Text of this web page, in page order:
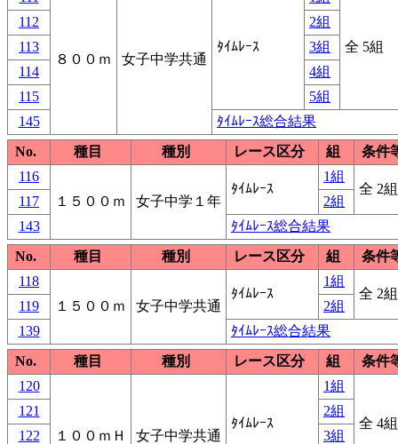
８００ｍ 女子中学共通
ﾀｲﾑﾚｰｽ 全 5組
112
2組
113
3組
114
4組
115
5組
145
ﾀｲﾑﾚｰｽ総合結果
No.
種目 種別 レース区分 組
条件
116
１５００ｍ
女子中学１年
ﾀｲﾑﾚｰｽ
1組
全 2組
117
2組
143
ﾀｲﾑﾚｰｽ総合結果
No.
種目 種別 レース区分 組
条件
118
１５００ｍ
女子中学共通
ﾀｲﾑﾚｰｽ
1組
全 2組
119
2組
139
ﾀｲﾑﾚｰｽ総合結果
No.
種目 種別 レース区分 組
条件
120
１００ｍＨ 女子中学共通
ﾀｲﾑﾚｰｽ
1組
全 4組
121
2組
122
3組